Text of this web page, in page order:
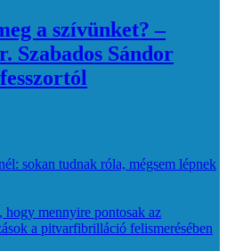
a szívünket? –
Szabados Sándor
sokan tudnak róla, mégsem lépnek
hogy mennyire pontosak az
a pitvarfibrilláció felismerésében